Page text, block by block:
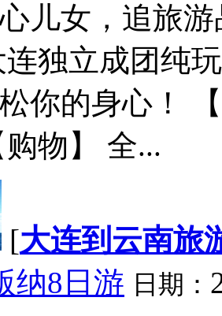
儿女，追旅
独立成团纯
你的身心！
购物】 全...
[大连到云南旅
纳8日游 日期：